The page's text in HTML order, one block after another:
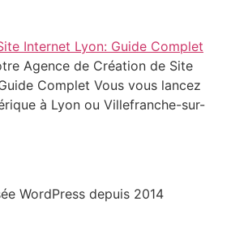
Agence de Création de Site
Complet Vous vous lancez
à Lyon ou Villefranche-sur-
WordPress depuis 2014